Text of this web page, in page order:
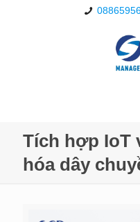
Tích hợp IoT
hóa dây